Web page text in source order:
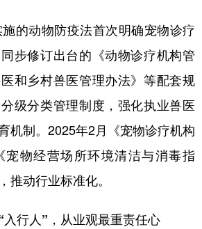
动物防疫法首次明确宠物诊疗
步修订出台的《动物诊疗机构管
和乡村兽医管理办法》等配套规
级分类管理制度，强化执业兽医
机制。2025年2月《宠物诊疗机构
宠物经营场所环境清洁与消毒指
推动行业标准化。
入行人”，从业观最重责任心